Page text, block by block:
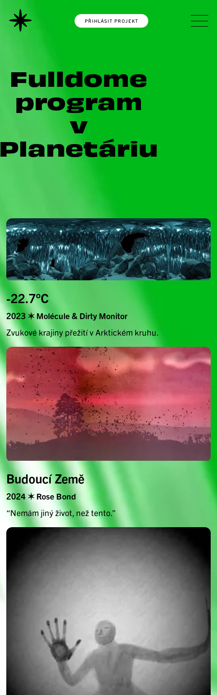
PŘIHLÁSIT PROJEKT
Fulldome
program
v
-22.7°C
2023 ✶ Molécule & Dirty Monitor
Zvukové krajiny přežití v Arktickém kruhu.
Budoucí Země
2024 ✶ Rose Bond
“Nemám jiný život, než tento.”